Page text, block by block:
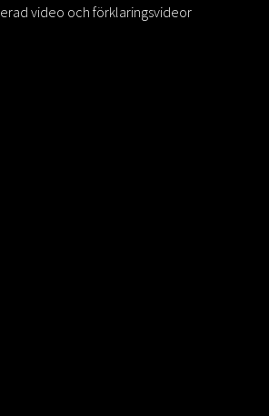
video och förklaringsvideor